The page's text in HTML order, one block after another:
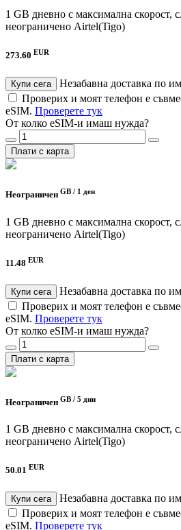
1 GB дневно с максимална скорост,
неограничено Airtel(Tigo)
273.60 EUR
Купи сега
Незабавна доставка по
Проверих и моят телефон е
eSIM. Проверете тук
От колко eSIM-и имаш нужда?
Плати с карта
Неограничен GB / 1 ден
1 GB дневно с максимална скорост,
неограничено Airtel(Tigo)
11.48 EUR
Купи сега
Незабавна доставка по
Проверих и моят телефон е
eSIM. Проверете тук
От колко eSIM-и имаш нужда?
Плати с карта
Неограничен GB / 5 дни
1 GB дневно с максимална скорост,
неограничено Airtel(Tigo)
50.01 EUR
Купи сега
Незабавна доставка по
Проверих и моят телефон е
eSIM. Проверете тук